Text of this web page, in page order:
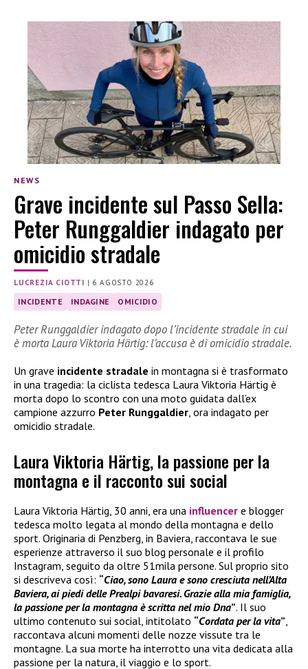
NEWS
Grave incidente sul Passo Sella:
Peter Runggaldier indagato per
omicidio stradale
LUCREZIA CIOTTI | 6 AGOSTO 2026
INCIDENTE INDAGINE OMICIDIO
Peter Runggaldier indagato dopo l’incidente stradale in cui
è morta Laura Viktoria Härtig: l’accusa è di omicidio stradale.
Un grave incidente stradale in montagna si è trasformato
in una tragedia: la ciclista tedesca Laura Viktoria Härtig è
morta dopo lo scontro con una moto guidata dall’ex
campione azzurro Peter Runggaldier, ora indagato per
omicidio stradale.
Laura Viktoria Härtig, la passione per la
montagna e il racconto sui social
Laura Viktoria Härtig, 30 anni, era una influencer e blogger
tedesca molto legata al mondo della montagna e dello
sport. Originaria di Penzberg, in Baviera, raccontava le sue
esperienze attraverso il suo blog personale e il profilo
Instagram, seguito da oltre 51mila persone. Sul proprio sito
si descriveva così: “Ciao, sono Laura e sono cresciuta nell’Alta
Baviera, ai piedi delle Prealpi bavaresi. Grazie alla mia famiglia,
la passione per la montagna è scritta nel mio Dna”. Il suo
ultimo contenuto sui social, intitolato “Cordata per la vita”
raccontava alcuni momenti delle nozze vissute tra le
montagne. La sua morte ha interrotto una vita dedicata alla
passione per la natura, il viaggio e lo sport.